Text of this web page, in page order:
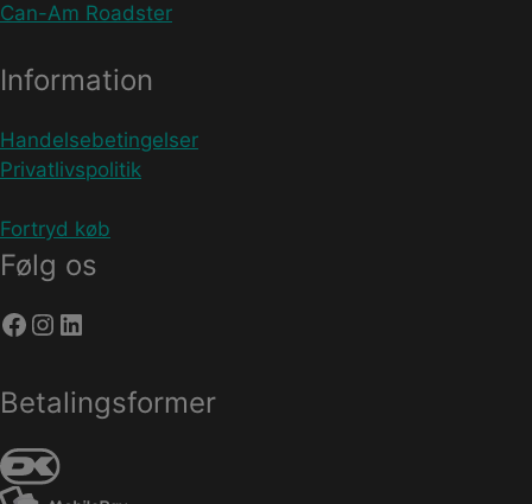
Can-Am Roadster
Information
Handelsebetingelser
Privatlivspolitik
Fortryd køb
Følg os
Facebook
Instagram
LinkedIn
Betalingsformer